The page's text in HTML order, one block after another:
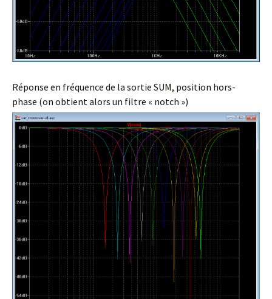
Réponse en fréquence de la sortie SUM, position hors-
phase (on obtient alors un filtre « notch »)